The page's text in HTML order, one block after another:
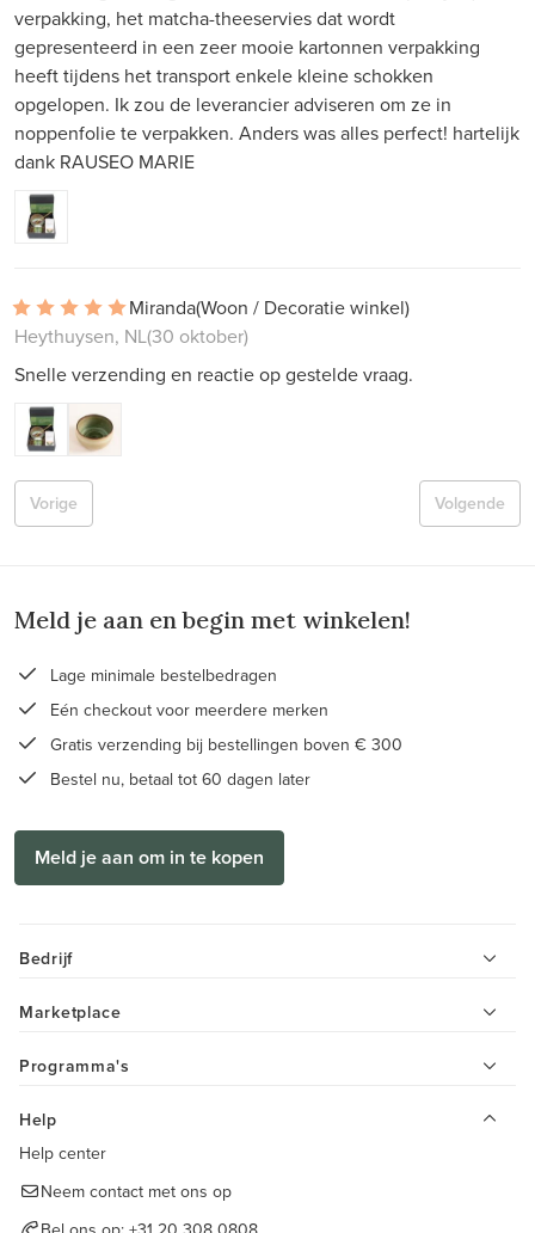
verpakking, het matcha-theeservies dat wordt
gepresenteerd in een zeer mooie kartonnen verpakking
heeft tijdens het transport enkele kleine schokken
opgelopen. Ik zou de leverancier adviseren om ze in
noppenfolie te verpakken. Anders was alles perfect! hartelijk
dank RAUSEO MARIE
Miranda(Woon / Decoratie winkel)
Heythuysen, NL(30 oktober)
Snelle verzending en reactie op gestelde vraag.
Volgende
Vorige
Meld je aan en begin met winkelen!
Lage minimale bestelbedragen
Eén checkout voor meerdere merken
Gratis verzending bij bestellingen boven € 300
Bestel nu, betaal tot 60 dagen later
Meld je aan om in te kopen
Bedrijf
Marketplace
Programma's
Help
Help center
Neem contact met ons op